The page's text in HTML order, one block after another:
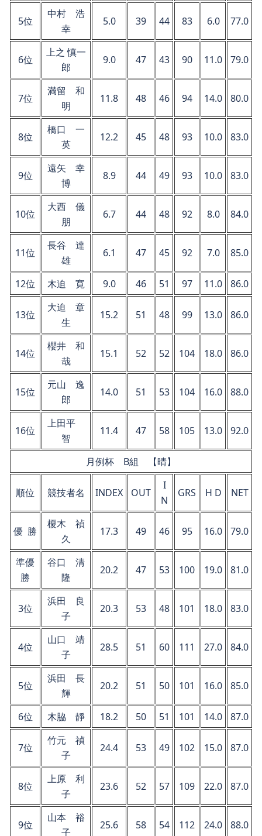
5位
中村 浩
幸
5.0 39 44 83 6.0 77.0
6位
上之 慎一
郎
9.0 47 43 90 11.0 79.0
7位
満留 和
明
11.8 48 46 94 14.0 80.0
8位
橋口 一
英
12.2 45 48 93 10.0 83.0
9位
遠矢 幸
博
8.9 44 49 93 10.0 83.0
10位
大西 儀
朋
6.7 44 48 92 8.0 84.0
11位
長谷 達
雄
6.1 47 45 92 7.0 85.0
12位 木迫 寛 9.0 46 51 97 11.0 86.0
13位
大迫 章
生
15.2 51 48 99 13.0 86.0
14位
櫻井 和
哉
15.1 52 52 104 18.0 86.0
15位
元山 逸
郎
14.0 51 53 104 16.0 88.0
16位
上田平
智
11.4 47 58 105 13.0 92.0
月例杯 B組 【晴】
順位 競技者名 INDEX OUT
I
N
GRS H D NET
優 勝
榎木 禎
久
17.3 49 46 95 16.0 79.0
準優
勝
谷口 清
隆
20.2 47 53 100 19.0 81.0
3位
浜田 良
子
20.3 53 48 101 18.0 83.0
4位
山口 靖
子
28.5 51 60 111 27.0 84.0
5位
浜田 長
輝
20.2 51 50 101 16.0 85.0
6位 木脇 靜 18.2 50 51 101 14.0 87.0
7位
竹元 禎
子
24.4 53 49 102 15.0 87.0
8位
上原 利
子
23.6 52 57 109 22.0 87.0
9位
山本 裕
子
25.6 58 54 112 24.0 88.0